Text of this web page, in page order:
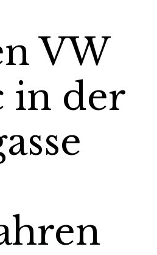
VW
in der